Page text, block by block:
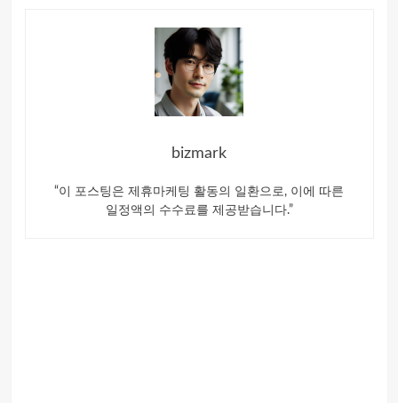
bizmark
“이 포스팅은 제휴마케팅 활동의 일환으로, 이에 따른
일정액의 수수료를 제공받습니다.”